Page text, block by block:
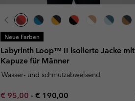
Neue Farben
Labyrinth Loop™ II isolierte Jacke mit
Kapuze für Männer
Wasser- und schmutzabweisend
Minimum sale price:
€ 95,00 - Maximum price:
€ 190,00